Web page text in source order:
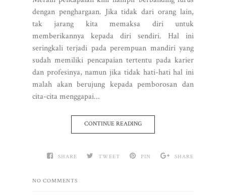
dengan penghargaan. Jika tidak dari orang lain,
tak jarang kita memaksa diri untuk
memberikannya kepada diri sendiri. Hal ini
seringkali terjadi pada perempuan mandiri yang
sudah memiliki pencapaian tertentu pada karier
dan profesinya, namun jika tidak hati-hati hal ini
malah akan berujung kepada pemborosan dan
cita-cita menggapai...
CONTINUE READING
SHARE TWEET PIN SHARE
NO COMMENTS